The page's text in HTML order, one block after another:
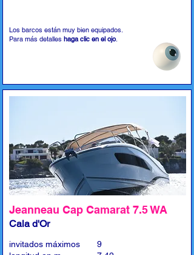
Los barcos están muy bien equipados.
Para más detalles haga clic en el ojo.
Jeanneau Cap Camarat 7.5 WA
Cala d'Or
invitados máximos
9